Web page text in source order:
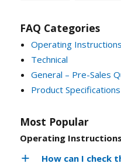
FAQ Categories
Operating Instructions
Technical
General – Pre-Sales
Product Specifications
Most Popular
Operating Instructions
How can I check